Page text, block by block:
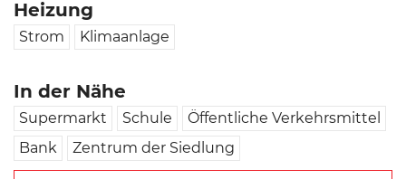
Heizung
Strom Klimaanlage
In der Nähe
Supermarkt Schule
Öffentliche Verkehrsmittel
Bank
Zentrum der Siedlung